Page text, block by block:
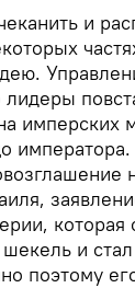
и
имперских
императора.
которая
и
поэтому